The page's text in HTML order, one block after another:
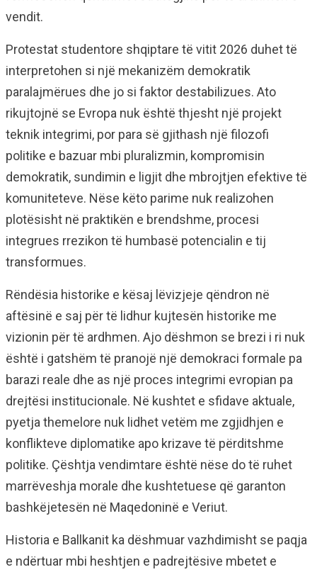
vendit.
Protestat studentore shqiptare të vitit 2026 duhet të
interpretohen si një mekanizëm demokratik
paralajmërues dhe jo si faktor destabilizues. Ato
rikujtojnë se Evropa nuk është thjesht një projekt
teknik integrimi, por para së gjithash një filozofi
politike e bazuar mbi pluralizmin, kompromisin
demokratik, sundimin e ligjit dhe mbrojtjen efektive të
komuniteteve. Nëse këto parime nuk realizohen
plotësisht në praktikën e brendshme, procesi
integrues rrezikon të humbasë potencialin e tij
transformues.
Rëndësia historike e kësaj lëvizjeje qëndron në
aftësinë e saj për të lidhur kujtesën historike me
vizionin për të ardhmen. Ajo dëshmon se brezi i ri nuk
është i gatshëm të pranojë një demokraci formale pa
barazi reale dhe as një proces integrimi evropian pa
drejtësi institucionale. Në kushtet e sfidave aktuale,
pyetja themelore nuk lidhet vetëm me zgjidhjen e
konflikteve diplomatike apo krizave të përditshme
politike. Çështja vendimtare është nëse do të ruhet
marrëveshja morale dhe kushtetuese që garanton
bashkëjetesën në Maqedoninë e Veriut.
Historia e Ballkanit ka dëshmuar vazhdimisht se paqja
e ndërtuar mbi heshtjen e padrejtësive mbetet e